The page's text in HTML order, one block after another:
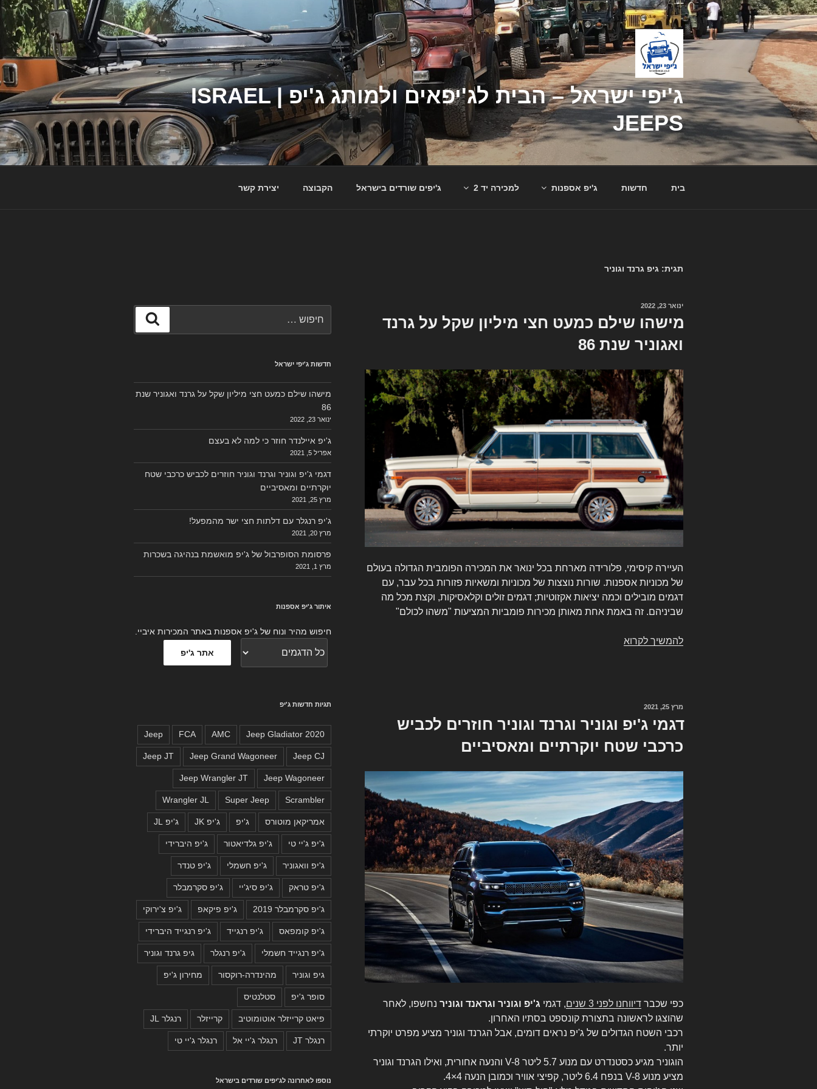
דילוג
לתוכן
ג'יפי ישראל – הבית לג'יפאים ולמותג ג'יפ | ISRAEL
JEEPS
בית חדשות ג'יפ אספנות למכירה יד 2 ג'יפים שורדים בישראל הקבוצה יצירת קשר
תגית: גיפ גרנד וגוניר
פורסם
ינואר 23, 2022
מישהו שילם כמעט חצי מיליון שקל על גרנד
ואגוניר שנת 86
העיירה קיסימי, פלורידה מארחת בכל ינואר את המכירה הפומבית הגדולה בעולם
של מכוניות אספנות. שורות נוצצות של מכוניות ומשאיות פזורות בכל עבר, עם
דגמים מובילים וכמה יציאות אקזוטיות; דגמים זולים וקלאסיקות, וקצת מכל מה
שביניהם. זה באמת אחת מאותן מכירות פומביות המציעות "משהו לכולם"
להמשיך לקרוא
על
גרנד
שנת
86
פורסם
מרץ 25, 2021
דגמי ג'יפ וגוניר וגרנד וגוניר חוזרים לכביש
כרכבי שטח יוקרתיים ומאסיביים
כפי שכבר דיווחנו לפני 3 שנים , דגמי ג'יפ וגוניר וגראנד וגוניר נחשפו, לאחר
שהוצגו לראשונה בתצורת קונספט בסתיו האחרון.
רכבי השטח הגדולים של ג'יפ נראים דומים, אבל הגרנד וגוניר מציע מפרט יוקרתי
יותר.
הוגוניר מגיע כסטנדרט עם מנוע 5.7 ליטר V-8 והנעה אחורית, ואילו הגרנד וגוניר
מציע מנוע V-8 בנפח 6.4 ליטר, קפיצי אוויר וכמובן הנעה 4×4.
חדשות ג'יפי ישראל
מישהו שילם כמעט חצי מיליון שקל על גרנד ואגוניר שנת
86
ינואר 23, 2022
ג'יפ איילנדר חוזר כי למה לא בעצם
אפריל 5, 2021
דגמי ג'יפ וגוניר וגרנד וגוניר חוזרים לכביש כרכבי שטח
יוקרתיים ומאסיביים
מרץ 25, 2021
ג'יפ רנגלר עם דלתות חצי ישר מהמפעל!
מרץ 20, 2021
פרסומת הסופרבול של ג'יפ מואשמת בנהיגה בשכרות
מרץ 1, 2021
איתור ג'יפ אספנות
חיפוש מהיר ונוח של ג'יפ אספנות באתר המכירות איביי.
תגיות חדשות ג'יפ
2020 Jeep Gladiator
AMC
FCA
Jeep
Jeep CJ
Jeep Grand Wagoneer
Jeep JT
Jeep Wagoneer
Jeep Wrangler JT
Scrambler
Super Jeep
Wrangler JL
אמריקאן מוטורס ג'יפ ג'יפ JK ג'יפ JL
ג'יפ ג'יי טי ג'יפ גלדיאטור ג'יפ היברידי
ג'יפ וואגוניר ג'יפ חשמלי ג'יפ טנדר
ג'יפ טראק ג'יפ סיג'יי ג'יפ סקרמבלר
ג'יפ סקרמבלר 2019 ג'יפ פיקאפ ג'יפ צ'ירוקי
ג'יפ קומפאס ג'יפ רנגייד ג'יפ רנגייד היברידי
ג'יפ רנגייד חשמלי ג'יפ רנגלר גיפ גרנד וגוניר
גיפ וגוניר מהינדרה-רוקסור מחירון ג'יפ
סופר ג'יפ סטלנטיס
פיאט קרייזלר אוטומוטיב קרייזלר רנגלר JL
רנגלר JT רנגלר ג'יי אל רנגלר ג'יי טי
נוספו לאחרונה לג'יפים שורדים בישראל